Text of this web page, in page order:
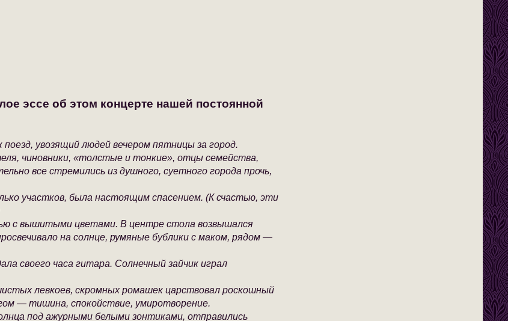
эссе об этом концерте нашей постоянной
увозящий людей вечером пятницы за город.
чиновники, «толстые и тонкие», отцы семейства,
все стремились из душного, суетного города прочь,
участков, была настоящим спасением. (К счастью, эти
с вышитыми цветами. В центре стола возвышался
на солнце, румяные бублики с маком, рядом —
своего часа гитара. Солнечный зайчик играл
левкоев, скромных ромашек царствовал роскошный
— тишина, спокойствие, умиротворение.
под ажурными белыми зонтиками, отправились